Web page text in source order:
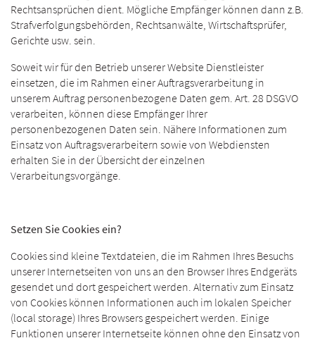
Rechtsansprüchen dient. Mögliche Empfänger können dann z.B.
Strafverfolgungsbehörden, Rechtsanwälte, Wirtschaftsprüfer,
Gerichte usw. sein.
Soweit wir für den Betrieb unserer Website Dienstleister
einsetzen, die im Rahmen einer Auftragsverarbeitung in
unserem Auftrag personenbezogene Daten gem. Art. 28 DSGVO
verarbeiten, können diese Empfänger Ihrer
personenbezogenen Daten sein. Nähere Informationen zum
Einsatz von Auftragsverarbeitern sowie von Webdiensten
erhalten Sie in der Übersicht der einzelnen
Verarbeitungsvorgänge.
Setzen Sie Cookies ein?
Cookies sind kleine Textdateien, die im Rahmen Ihres Besuchs
unserer Internetseiten von uns an den Browser Ihres Endgeräts
gesendet und dort gespeichert werden. Alternativ zum Einsatz
von Cookies können Informationen auch im lokalen Speicher
(local storage) Ihres Browsers gespeichert werden. Einige
Funktionen unserer Internetseite können ohne den Einsatz von